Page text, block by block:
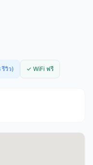
รีวิว) ✓ WiFi ฟรี